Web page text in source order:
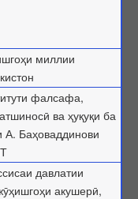
илмӣ
диссертатсия
миллии
фалсафа,
ва ҳуқуқи ба
А. Баҳоваддинови
давлатии
акушерӣ,